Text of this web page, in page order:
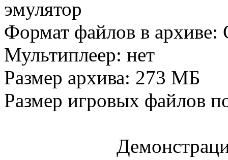
эмулятор
Формат файлов в
Мультиплеер: нет
Размер архива: 273 МБ
Размер игровых файлов